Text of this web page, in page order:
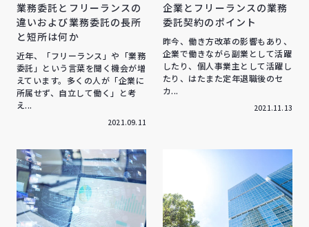
業務委託とフリーランスの
違いおよび業務委託の長所
と短所は何か
近年、「フリーランス」や「業務
委託」という言葉を聞く機会が増
えています。多くの人が「企業に
所属せず、自立して働く」と考
え...
2021.09.11
企業とフリーランスの業務
委託契約のポイント
昨今、働き方改革の影響もあり、
企業で働きながら副業として活躍
したり、個人事業主として活躍し
たり、はたまた定年退職後のセ
カ...
2021.11.13